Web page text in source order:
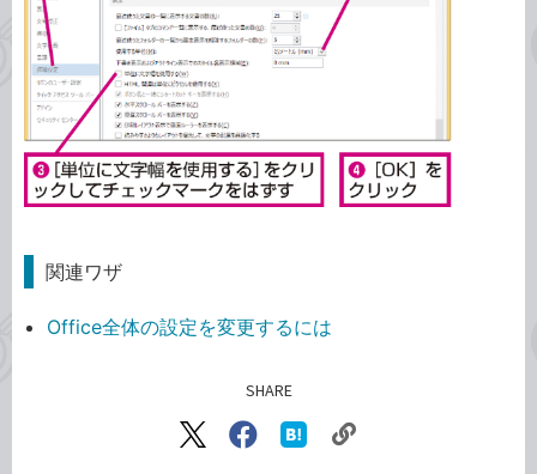
関連ワザ
Office全体の設定を変更するには
SHARE
X（旧
Facebook